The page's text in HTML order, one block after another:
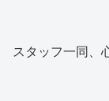
スタッフ一同、